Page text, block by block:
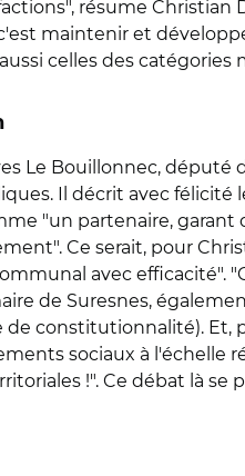
résume
maintenir et
celles des
Le Bouillonnec,
Il décrit avec
"un partenaire,
Ce serait, pour
avec efficacité".
de Suresnes,
constitutionnalité).
sociaux à l'échelle
!". Ce débat là se